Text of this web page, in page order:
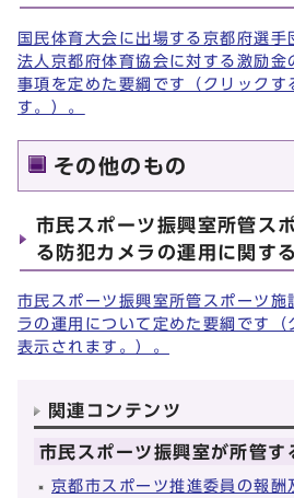
国民体育大会に出場する京都府選手
法人京都府体育協会に対する激励金
事項を定めた要綱です（クリックす
す。）。
その他のもの
市民スポーツ振興室所管ス
る防犯カメラの運用に関す
市民スポーツ振興室所管スポーツ施
ラの運用について定めた要綱です（
表示されます。）。
関連コンテンツ
市民スポーツ振興室が所管す
京都市スポーツ推進委員の報酬